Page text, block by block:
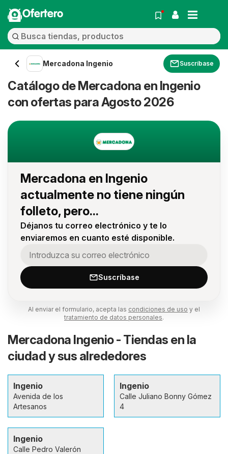
Ofertero
Mercadona Ingenio Suscríbase
Catálogo de Mercadona en Ingenio
con ofertas para Agosto 2026
Mercadona en Ingenio
actualmente no tiene ningún
folleto, pero...
Déjanos tu correo electrónico y te lo
enviaremos en cuanto esté disponible.
Suscríbase
Al enviar el formulario, acepta las condiciones de uso y el
tratamiento de datos personales.
Mercadona Ingenio - Tiendas en la
ciudad y sus alrededores
Ingenio
Avenida de los
Artesanos
Ingenio
Calle Juliano Bonny Gómez
4
Ingenio
Calle Pedro Valerón